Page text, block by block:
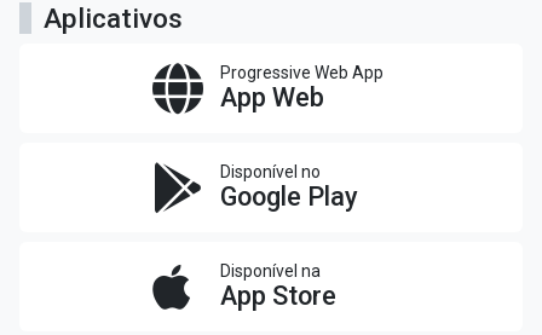
Aplicativos
Progressive Web App
App Web
Disponível no
Google Play
Disponível na
App Store